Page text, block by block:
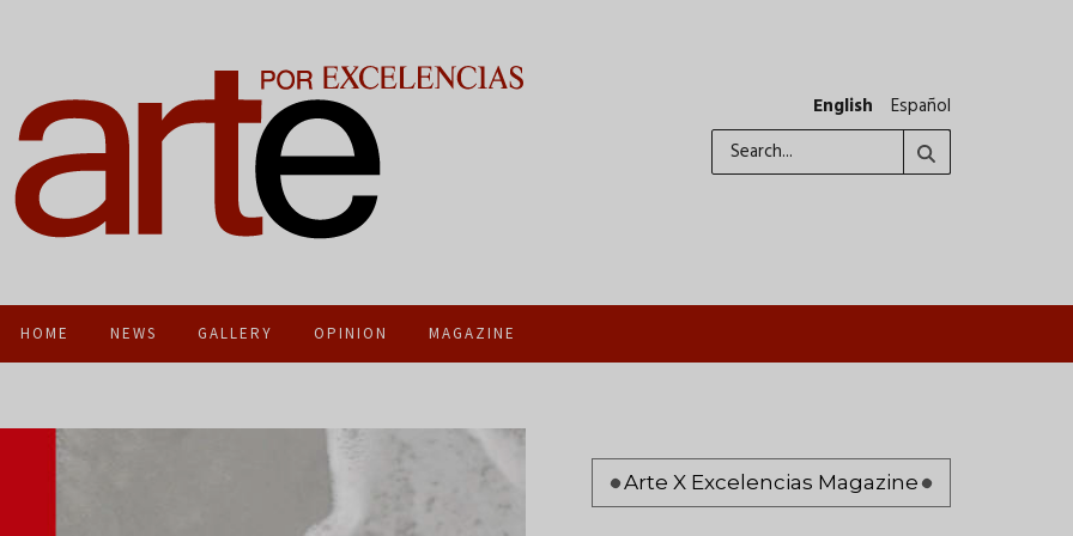
English
Español
HOME NEWS GALLERY OPINION MAGAZINE
Arte X Excelencias Magazine
Pagination